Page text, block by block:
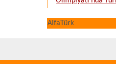
AlfaTürk